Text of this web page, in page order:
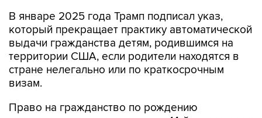
В январе 2025 года Трамп подписал указ,
который прекращает практику автоматической
выдачи гражданства детям, родившимся на
территории США, если родители находятся в
стране нелегально или по краткосрочным
визам.
Право на гражданство по рождению